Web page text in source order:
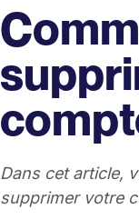
Dans cet article,
supprimer votre